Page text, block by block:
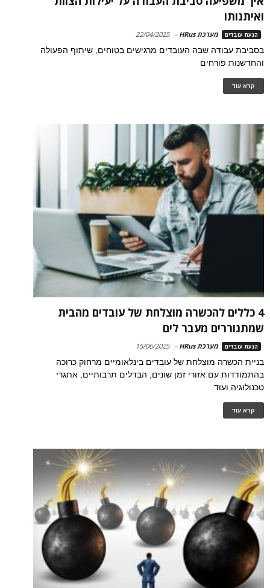
ואיתנותו
הנעת עובדים מערכת HRus -
22/04/2025
בסביבת עבודה שבה העובדים מרגישים בטוחים, שיתוף הפעולה
והחדשנות פורחים
קרא עוד
4 כללים להכשרה מוצלחת של עובדים מהבית
שמתגוררים מעבר לים
הנעת עובדים מערכת HRus -
15/06/2025
בניית הכשרה מוצלחת של עובדים בינלאומיים מרחוק כרוכה
בהתמודדות עם אזורי זמן שונים, הבדלים תרבותיים, אתגרי
טכנולוגיה ועוד
קרא עוד